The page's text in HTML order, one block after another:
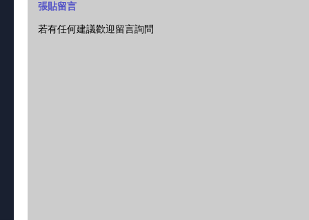
張貼留言
若有任何建議歡迎留言詢問